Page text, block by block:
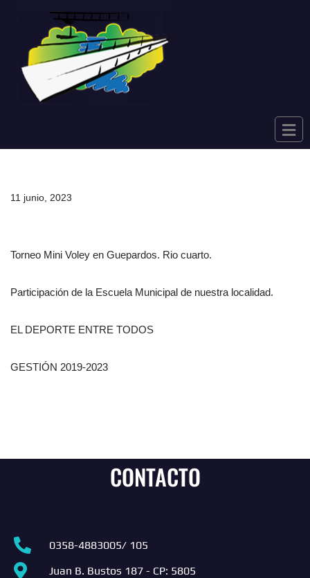
contenido
11 junio, 2023
Torneo Mini Voley en Guepardos. Rio cuarto.
Participación de la Escuela Municipal de nuestra localidad.
EL DEPORTE ENTRE TODOS
GESTIÓN 2019-2023
CONTACTO
0358-4883005/ 105
Juan B. Bustos 187 - CP: 5805